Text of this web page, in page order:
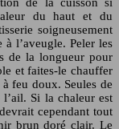
du haut et du
soigneusement
l’aveugle. Peler les
de la longueur pour
et faites-le chauffer
feu doux. Seules de
Si la chaleur est
cependant tout
brun doré clair. Le